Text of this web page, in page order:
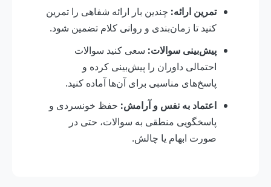
تمرین ارائه: چندین بار ارائه شفاهی را تمرین
کنید تا زمان‌بندی و روانی کلام تضمین شود.
پیش‌بینی سوالات: سعی کنید سوالات
احتمالی داوران را پیش‌بینی کرده و
پاسخ‌های مناسبی برای آن‌ها آماده کنید.
اعتماد به نفس و آرامش: حفظ خونسردی و
پاسخگویی منطقی به سوالات، حتی در
صورت ابهام یا چالش.